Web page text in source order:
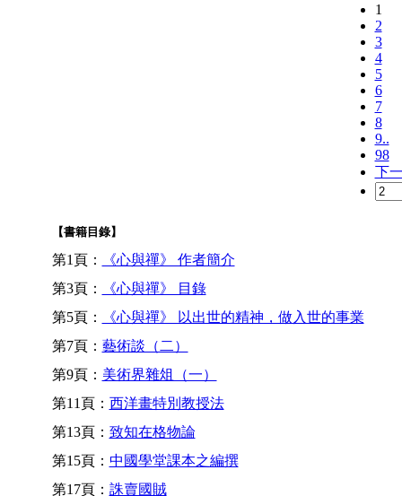
1
2
3
4
5
6
7
8
9..
98
下
【書籍目錄】
第1頁：
《心與禪》 作者簡介
第3頁：
《心與禪》 目錄
第5頁：
《心與禪》 以出世的精神，做入世的事業
第7頁： 藝術談（二）
第9頁： 美術界雜俎（一）
第11頁： 西洋畫特別教授法
第13頁： 致知在格物論
第15頁： 中國學堂課本之編撰
第17頁： 誅賣國賊